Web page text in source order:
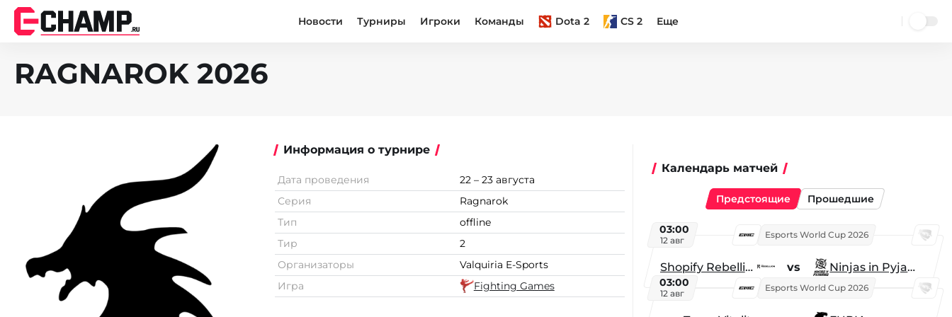
Новости Турниры Игроки Команды Dota 2 CS 2 Еще
RAGNAROK 2026
Информация о турнире
Дата проведения
22 – 23 августа
Серия
Ragnarok
Тип
offline
Тир
2
Организаторы
Valquiria E-Sports
Игра
Fighting Games
Календарь матчей
Предстоящие Прошедшие
03:00
12 авг
Esports World Cup 2026
Shopify Rebellion vs Ninjas in Pyjamas
03:00
12 авг
Esports World Cup 2026